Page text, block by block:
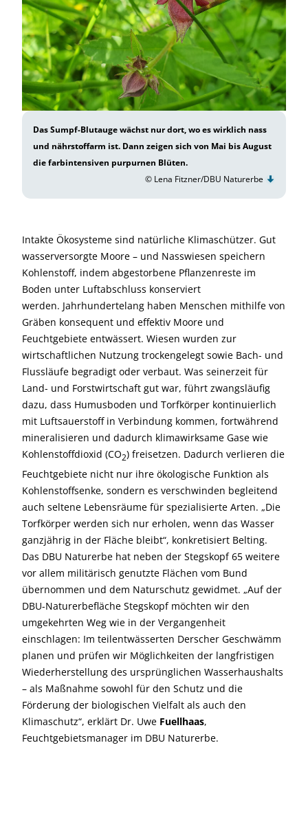
Das Sumpf-Blutauge wächst nur dort, wo es wirklich nass
und nährstoffarm ist. Dann zeigen sich von Mai bis August
die farbintensiven purpurnen Blüten.
© Lena Fitzner/DBU Naturerbe
Intakte Ökosysteme sind natürliche Klimaschützer. Gut
wasserversorgte Moore – und Nasswiesen speichern
Kohlenstoff, indem abgestorbene Pflanzenreste im
Boden unter Luftabschluss konserviert
werden. Jahrhundertelang haben Menschen mithilfe von
Gräben konsequent und effektiv Moore und
Feuchtgebiete entwässert. Wiesen wurden zur
wirtschaftlichen Nutzung trockengelegt sowie Bach- und
Flussläufe begradigt oder verbaut. Was seinerzeit für
Land- und Forstwirtschaft gut war, führt zwangsläufig
dazu, dass Humusboden und Torfkörper kontinuierlich
mit Luftsauerstoff in Verbindung kommen, fortwährend
mineralisieren und dadurch klimawirksame Gase wie
Kohlenstoffdioxid (CO2) freisetzen. Dadurch verlieren die
Feuchtgebiete nicht nur ihre ökologische Funktion als
Kohlenstoffsenke, sondern es verschwinden begleitend
auch seltene Lebensräume für spezialisierte Arten. „Die
Torfkörper werden sich nur erholen, wenn das Wasser
ganzjährig in der Fläche bleibt“, konkretisiert Belting.
Das DBU Naturerbe hat neben der Stegskopf 65 weitere
vor allem militärisch genutzte Flächen vom Bund
übernommen und dem Naturschutz gewidmet. „Auf der
DBU-Naturerbefläche Stegskopf möchten wir den
umgekehrten Weg wie in der Vergangenheit
einschlagen: Im teilentwässerten Derscher Geschwämm
planen und prüfen wir Möglichkeiten der langfristigen
Wiederherstellung des ursprünglichen Wasserhaushalts
– als Maßnahme sowohl für den Schutz und die
Förderung der biologischen Vielfalt als auch den
Klimaschutz“, erklärt Dr. Uwe Fuellhaas,
Feuchtgebietsmanager im DBU Naturerbe.